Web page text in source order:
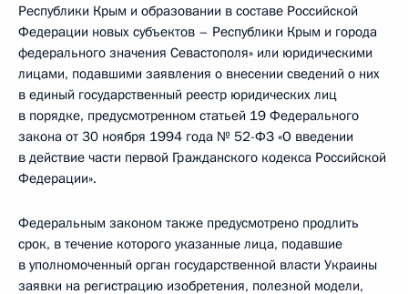
Республики Крым и образовании в составе Российской
Федерации новых субъектов – Республики Крым и города
федерального значения Севастополя» или юридическими
лицами, подавшими заявления о внесении сведений о них
в единый государственный реестр юридических лиц
в порядке, предусмотренном статьей 19 Федерального
закона от 30 ноября 1994 года № 52-ФЗ «О введении
в действие части первой Гражданского кодекса Российской
Федерации».
Федеральным законом также предусмотрено продлить
срок, в течение которого указанные лица, подавшие
в уполномоченный орган государственной власти Украины
заявки на регистрацию изобретения, полезной модели,